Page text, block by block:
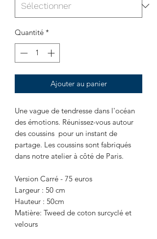
Quantité *
Ajouter au panier
Une vague de tendresse dans l'océan
des émotions. Réunissez-vous autour
des coussins pour un instant de
partage. Les coussins sont fabriqués
dans notre atelier à côté de Paris.
Version Carré - 75 euros
Largeur : 50 cm
Hauteur : 50cm
Matière: Tweed de coton surcyclé et
velours